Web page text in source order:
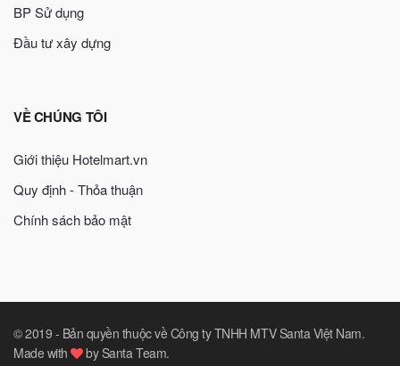
BP Sử dụng
Đầu tư xây dựng
VỀ CHÚNG TÔI
Giới thiệu Hotelmart.vn
Quy định - Thỏa thuận
Chính sách bảo mật
© 2019 - Bản quyền thuộc về Công ty TNHH MTV Santa Việt Nam.
Made with
by Santa Team.